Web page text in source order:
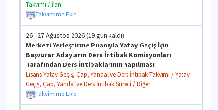
Takvimi / İlan
Takvimime Ekle
26 - 27 Ağustos 2026 (19 gün kaldı)
Merkezi Yerleştirme Puanıyla Yatay Geçiş İçin
Başvuran Adayların Ders İntibak Komisyonları
Tarafından Ders İntibaklarının Yapılması
Lisans Yatay Geçiş, Çap, Yandal ve Ders İntibak Takvimi / Yatay
Geçiş, Çap, Yandal ve Ders İntibak Süreci / Diğer
Takvimime Ekle